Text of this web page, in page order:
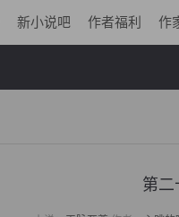
新小说吧 作者福利 作
第二